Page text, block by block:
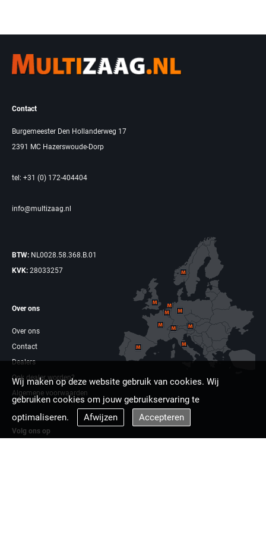
Contact
Burgemeester Den Hollanderweg 17
2391 MC Hazerswoude-Dorp
tel: +31 (0) 172-404404
info@multizaag.nl
BTW: NL0028.58.368.B.01
KVK: 28033257
Over ons
Over ons
Contact
Dealers
Ook dealer worden?
Algemene voorwaarden
Volg ons op
Wij maken op deze website gebruik van cookies. Wij
gebruiken cookies om jouw gebruikservaring te
optimaliseren.
Afwijzen Accepteren